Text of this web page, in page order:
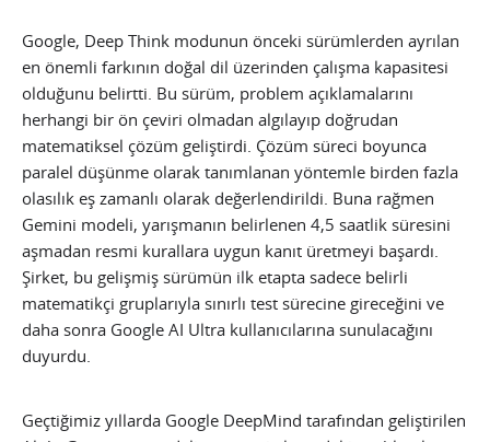
Google, Deep Think modunun önceki sürümlerden ayrılan
en önemli farkının doğal dil üzerinden çalışma kapasitesi
olduğunu belirtti. Bu sürüm, problem açıklamalarını
herhangi bir ön çeviri olmadan algılayıp doğrudan
matematiksel çözüm geliştirdi. Çözüm süreci boyunca
paralel düşünme olarak tanımlanan yöntemle birden fazla
olasılık eş zamanlı olarak değerlendirildi. Buna rağmen
Gemini modeli, yarışmanın belirlenen 4,5 saatlik süresini
aşmadan resmi kurallara uygun kanıt üretmeyi başardı.
Şirket, bu gelişmiş sürümün ilk etapta sadece belirli
matematikçi gruplarıyla sınırlı test sürecine gireceğini ve
daha sonra Google AI Ultra kullanıcılarına sunulacağını
duyurdu.
Geçtiğimiz yıllarda Google DeepMind tarafından geliştirilen